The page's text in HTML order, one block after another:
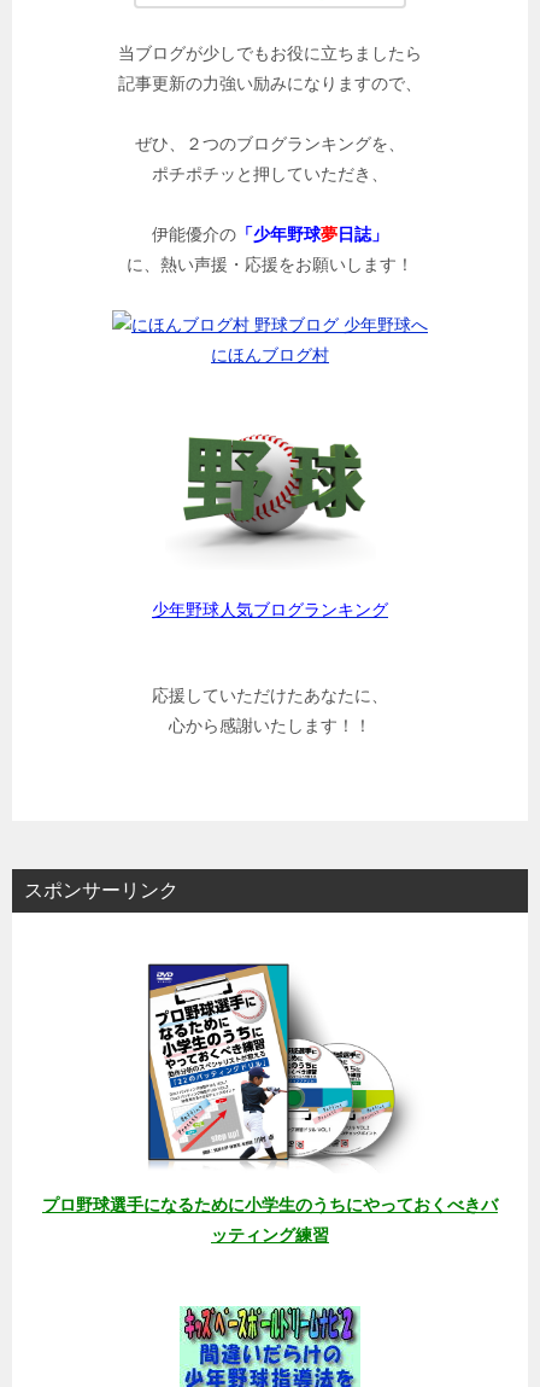
当ブログが少しでもお役に立ちましたら
記事更新の力強い励みになりますので、
ぜひ、２つのブログランキングを、
ポチポチッと押していただき、
伊能優介の 「少年野球夢日誌」
に、熱い声援・応援をお願いします！
にほんブログ村
少年野球人気ブログランキング
応援していただけたあなたに、
心から感謝いたします！！
スポンサーリンク
プロ野球選手になるために小学生のうちにやっておくべきバ
ッティング練習